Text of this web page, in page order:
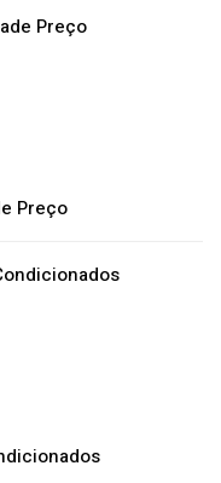
Preço